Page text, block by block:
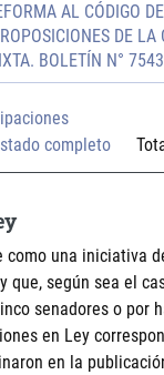
AL CÓDIGO
DE LA
BOLETÍN N°
completo
como una iniciativa
que, según sea el
senadores o por
en Ley
en la